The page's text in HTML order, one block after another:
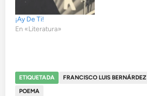
¡Ay De Ti!
En «Literatura»
ETIQUETADA FRANCISCO LUIS BERNÁRDEZ
POEMA